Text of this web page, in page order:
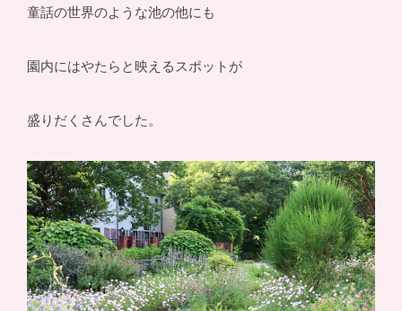
童話の世界のような池の他にも
園内にはやたらと映えるスポットが
盛りだくさんでした。